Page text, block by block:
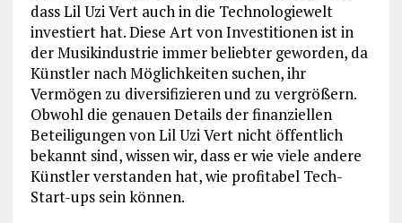
dass Lil Uzi Vert auch in die Technologiewelt
investiert hat. Diese Art von Investitionen ist in
der Musikindustrie immer beliebter geworden, da
Künstler nach Möglichkeiten suchen, ihr
Vermögen zu diversifizieren und zu vergrößern.
Obwohl die genauen Details der finanziellen
Beteiligungen von Lil Uzi Vert nicht öffentlich
bekannt sind, wissen wir, dass er wie viele andere
Künstler verstanden hat, wie profitabel Tech-
Start-ups sein können.